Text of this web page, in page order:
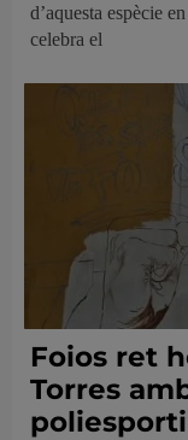
d’aquesta espècie
celebra el
Foios ret
Torres